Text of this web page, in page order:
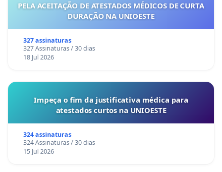
PELA ACEITAÇÃO DE ATESTADOS MÉDICOS DE CURTA
DURAÇÃO NA UNIOESTE
327 assinaturas
327 Assinaturas / 30 dias
18 Jul 2026
Impeça o fim da justificativa médica para
atestados curtos na UNIOESTE
324 assinaturas
324 Assinaturas / 30 dias
15 Jul 2026